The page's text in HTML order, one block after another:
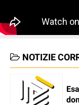
NOTIZIE